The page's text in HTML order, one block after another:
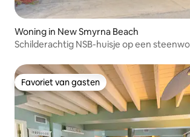
Woning in New Smyrna Beach
Schilderachtig NSB-huisje op een
Favoriet van gasten
Favoriet van gasten